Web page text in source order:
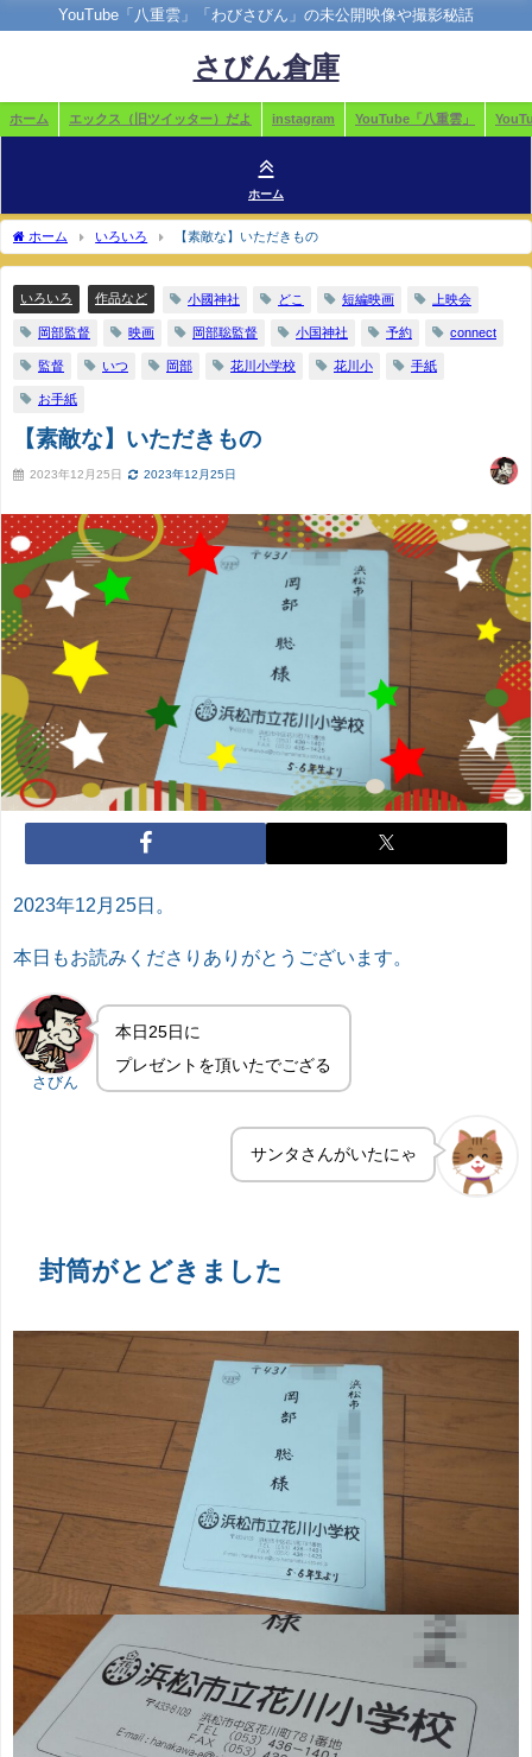
YouTube「八重雲」「わびさびん」の未公開映像や撮影秘話
さびん倉庫
ホーム エックス（旧ツイッター）だよ instagram YouTube「八重雲」
ホーム
ホーム いろいろ 【素敵な】いただきもの
いろいろ 作品など 小國神社 どこ 短編映画 上映会
岡部監督 映画 岡部聡監督 小国神社 予約 connect
監督 いつ 岡部 花川小学校 花川小 手紙
お手紙
【素敵な】いただきもの
2023年12月25日 2023年12月25日
2023年12月25日。
本日もお読みくださりありがとうございます。
さびん
本日25日に
プレゼントを頂いたでござる
サンタさんがいたにゃ
封筒がとどきました